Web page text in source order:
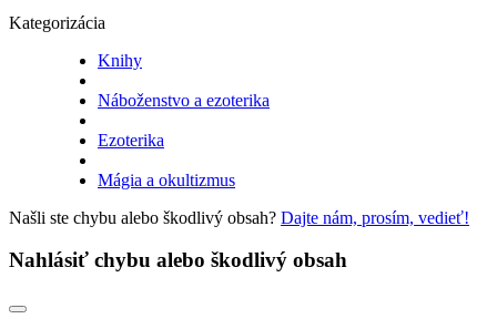
Kategorizácia
Knihy
Náboženstvo a ezoterika
Ezoterika
Mágia a okultizmus
Našli ste chybu alebo škodlivý obsah? Dajte nám, prosím, vedieť!
Nahlásiť chybu alebo škodlivý obsah